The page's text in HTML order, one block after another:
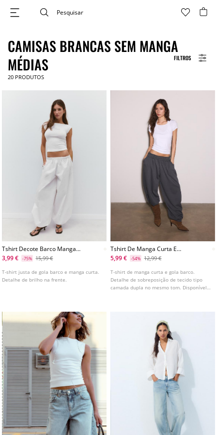
FILTROS
CAMISAS BRANCAS SEM MANGA
MÉDIAS
20 PRODUTOS
Tshirt Decote Barco Manga
Curta Com Brilho One
Dilemma
3,99 € -75% 15,99 €
T-shirt justa de gola barco e manga curta.
Detalhe de brilho na frente.
Tshirt De Manga Curta E
Camada Dupla
5,99 € -54% 12,99 €
T-shirt de manga curta e gola barco.
Detalhe de sobreposição de tecido tipo
camada dupla no mesmo tom. Disponível